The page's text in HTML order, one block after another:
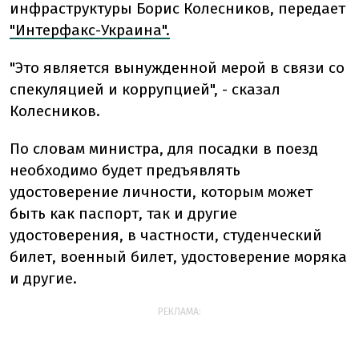
инфраструктуры Борис Колесников, передает
"Интерфакс-Украина".
"Это является вынужденной мерой в связи со
спекуляцией и коррупцией", - сказал
Колесников.
По словам министра, для посадки в поезд
необходимо будет предъявлять
удостоверение личности, которым может
быть как паспорт, так и другие
удостоверения, в частности, студенческий
билет, военный билет, удостоверение моряка
и другие.
РЕКЛАМА: